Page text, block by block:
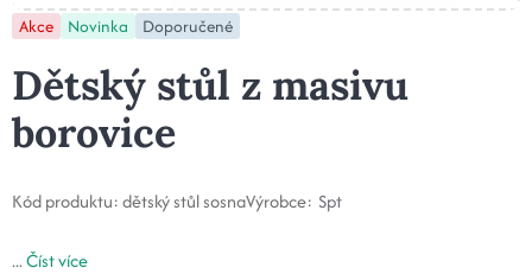
Akce Novinka Doporučené
Dětský stůl z masivu
borovice
Kód produktu:dětský stůl sosnaVýrobce: Spt
...Číst více